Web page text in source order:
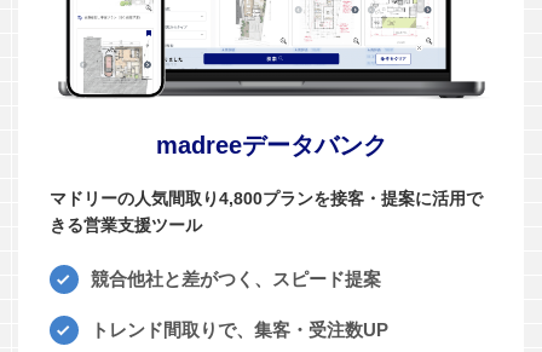
madreeデータバンク
マドリーの人気間取り4,800プランを接客・提案に活用で
きる営業支援ツール
競合他社と差がつく、スピード提案
トレンド間取りで、集客・受注数UP